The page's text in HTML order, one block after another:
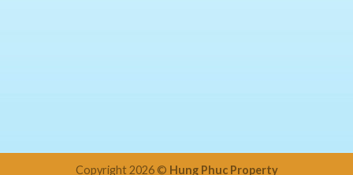
Copyright 2026 © Hung Phuc Property